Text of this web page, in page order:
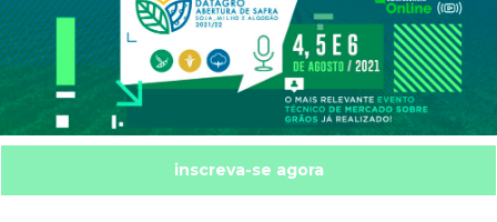
inscreva-se agora